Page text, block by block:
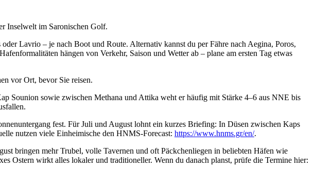
Inselwelt im Saronischen Golf.
Lavrio – je nach Boot und Route. Alternativ kannst du per Fähre nach Aegina, Poros,
hängen von Verkehr, Saison und Wetter ab – plane am ersten Tag etwas
vor Ort, bevor Sie reisen.
Sounion sowie zwischen Methana und Attika weht er häufig mit Stärke 4–6 aus NNE bis
fest. Für Juli und August lohnt ein kurzes Briefing: In Düsen zwischen Kaps
nutzen viele Einheimische den HNMS-Forecast: https://www.hnms.gr/en/.
bringen mehr Trubel, volle Tavernen und oft Päckchenliegen in beliebten Häfen wie
Ostern wirkt alles lokaler und traditioneller. Wenn du danach planst, prüfe die Termine hier: